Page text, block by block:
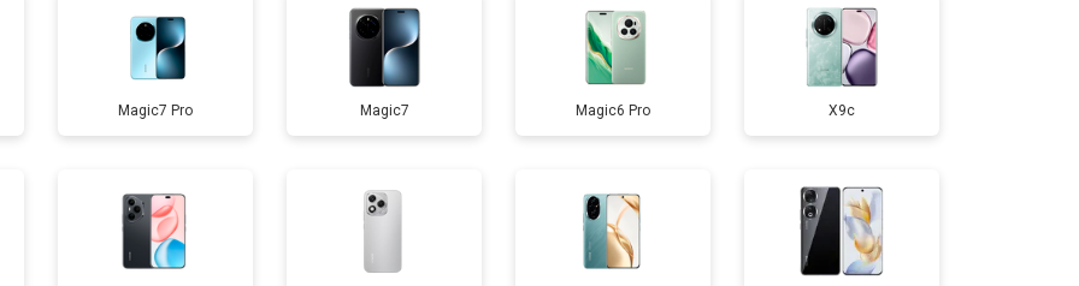
от 60 мин от 1400 ₽ Заказать
от 60 мин от 2700 ₽ Заказать
от 60 мин от 950 ₽ Заказать
Magic7 Pro Magic7 Magic6 Pro X9c